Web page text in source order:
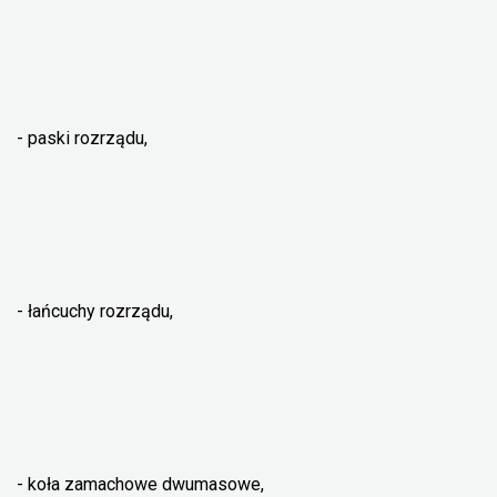
- paski rozrządu,
- łańcuchy rozrządu,
- koła zamachowe dwumasowe,